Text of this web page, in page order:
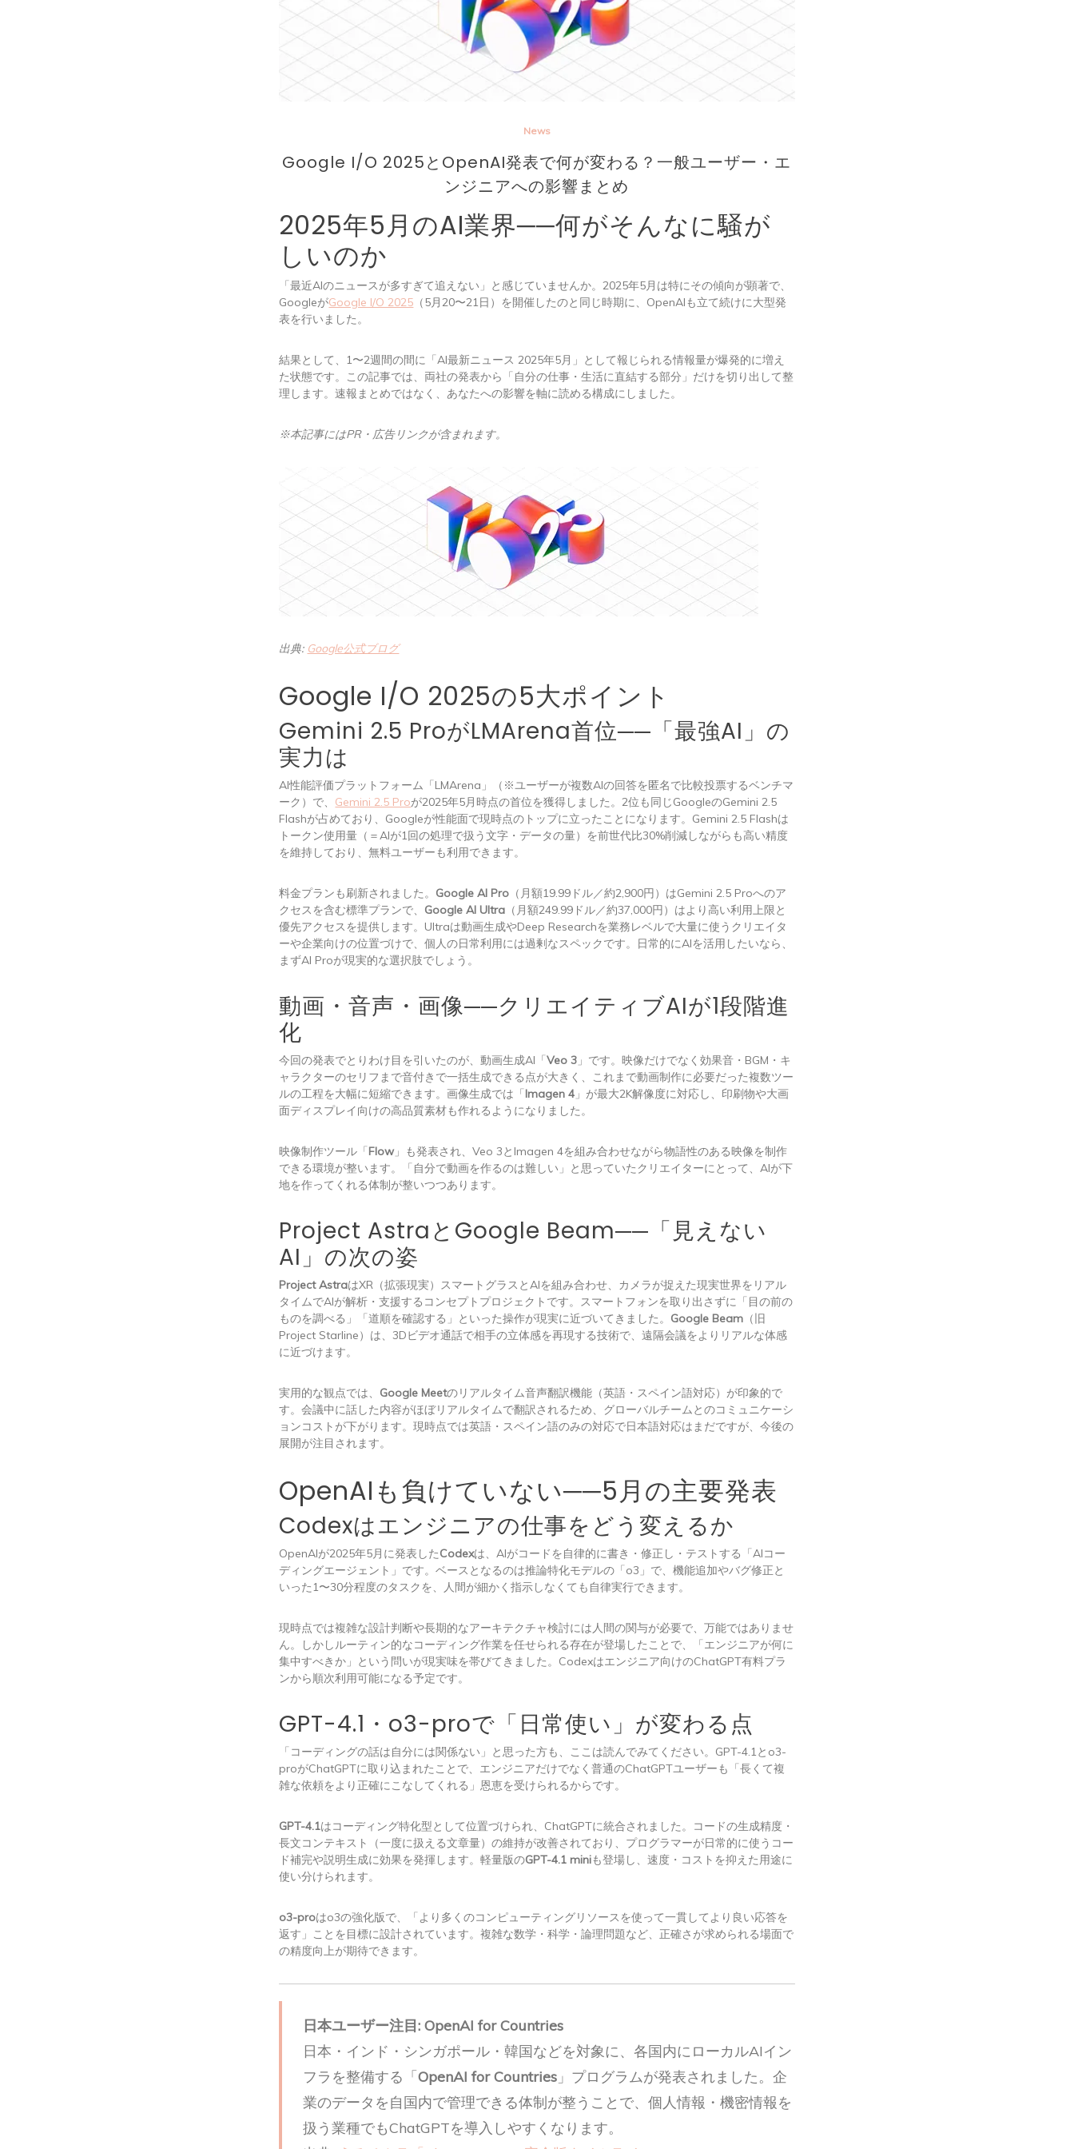
News
Google I/O 2025とOpenAI発表で何が変わる？一般ユーザー・エ
ンジニアへの影響まとめ
2025年5月のAI業界──何がそんなに騒が
しいのか
「最近AIのニュースが多すぎて追えない」と感じていませんか。2025年5月は特にその傾向が顕著で、
GoogleがGoogle I/O 2025 （5月20〜21日）を開催したのと同じ時期に、OpenAIも立て続けに大型発
表を行いました。
結果として、1〜2週間の間に「AI最新ニュース 2025年5月」として報じられる情報量が爆発的に増え
た状態です。この記事では、両社の発表から「自分の仕事・生活に直結する部分」だけを切り出して整
理します。速報まとめではなく、あなたへの影響を軸に読める構成にしました。
※本記事にはPR・広告リンクが含まれます。
出典: Google公式ブログ
Google I/O 2025の5大ポイント
Gemini 2.5 ProがLMArena首位──「最強AI」の
実力は
AI性能評価プラットフォーム「LMArena」（※ユーザーが複数AIの回答を匿名で比較投票するベンチマ
ーク）で、 Gemini 2.5 Proが2025年5月時点の首位を獲得しました。2位も同じGoogleのGemini 2.5
Flashが占めており、Googleが性能面で現時点のトップに立ったことになります。Gemini 2.5 Flashは
トークン使用量（＝AIが1回の処理で扱う文字・データの量）を前世代比30%削減しながらも高い精度
を維持しており、無料ユーザーも利用できます。
料金プランも刷新されました。 Google AI Pro （月額19.99ドル／約2,900円）はGemini 2.5 Proへのア
クセスを含む標準プランで、 Google AI Ultra （月額249.99ドル／約37,000円）はより高い利用上限と
優先アクセスを提供します。Ultraは動画生成やDeep Researchを業務レベルで大量に使うクリエイタ
ーや企業向けの位置づけで、個人の日常利用には過剰なスペックです。日常的にAIを活用したいなら、
まずAI Proが現実的な選択肢でしょう。
動画・音声・画像──クリエイティブAIが1段階進
化
今回の発表でとりわけ目を引いたのが、動画生成AI「Veo 3 」です。映像だけでなく効果音・BGM・キ
ャラクターのセリフまで音付きで一括生成できる点が大きく、これまで動画制作に必要だった複数ツー
ルの工程を大幅に短縮できます。画像生成では「Imagen 4 」が最大2K解像度に対応し、印刷物や大画
面ディスプレイ向けの高品質素材も作れるようになりました。
映像制作ツール「Flow」も発表され、Veo 3とImagen 4を組み合わせながら物語性のある映像を制作
できる環境が整います。「自分で動画を作るのは難しい」と思っていたクリエイターにとって、AIが下
地を作ってくれる体制が整いつつあります。
Project AstraとGoogle Beam──「見えない
AI」の次の姿
Project AstraはXR（拡張現実）スマートグラスとAIを組み合わせ、カメラが捉えた現実世界をリアル
タイムでAIが解析・支援するコンセプトプロジェクトです。スマートフォンを取り出さずに「目の前の
ものを調べる」「道順を確認する」といった操作が現実に近づいてきました。 Google Beam （旧
Project Starline）は、3Dビデオ通話で相手の立体感を再現する技術で、遠隔会議をよりリアルな体感
に近づけます。
実用的な観点では、 Google Meetのリアルタイム音声翻訳機能（英語・スペイン語対応）が印象的で
す。会議中に話した内容がほぼリアルタイムで翻訳されるため、グローバルチームとのコミュニケーシ
ョンコストが下がります。現時点では英語・スペイン語のみの対応で日本語対応はまだですが、今後の
展開が注目されます。
OpenAIも負けていない──5月の主要発表
Codexはエンジニアの仕事をどう変えるか
OpenAIが2025年5月に発表したCodexは、AIがコードを自律的に書き・修正し・テストする「AIコー
ディングエージェント」です。ベースとなるのは推論特化モデルの「o3」で、機能追加やバグ修正と
いった1〜30分程度のタスクを、人間が細かく指示しなくても自律実行できます。
現時点では複雑な設計判断や長期的なアーキテクチャ検討には人間の関与が必要で、万能ではありませ
ん。しかしルーティン的なコーディング作業を任せられる存在が登場したことで、「エンジニアが何に
集中すべきか」という問いが現実味を帯びてきました。Codexはエンジニア向けのChatGPT有料プラ
ンから順次利用可能になる予定です。
GPT-4.1・o3-proで「日常使い」が変わる点
「コーディングの話は自分には関係ない」と思った方も、ここは読んでみてください。GPT-4.1とo3-
proがChatGPTに取り込まれたことで、エンジニアだけでなく普通のChatGPTユーザーも「長くて複
雑な依頼をより正確にこなしてくれる」恩恵を受けられるからです。
GPT-4.1はコーディング特化型として位置づけられ、ChatGPTに統合されました。コードの生成精度・
長文コンテキスト（一度に扱える文章量）の維持が改善されており、プログラマーが日常的に使うコー
ド補完や説明生成に効果を発揮します。軽量版のGPT-4.1 miniも登場し、速度・コストを抑えた用途に
使い分けられます。
o3-proはo3の強化版で、「より多くのコンピューティングリソースを使って一貫してより良い応答を
返す」ことを目標に設計されています。複雑な数学・科学・論理問題など、正確さが求められる場面で
の精度向上が期待できます。
日本ユーザー注目: OpenAI for Countries
日本・インド・シンガポール・韓国などを対象に、各国内にローカルAIイン
フラを整備する「OpenAI for Countries 」プログラムが発表されました。企
業のデータを自国内で管理できる体制が整うことで、個人情報・機密情報を
扱う業種でもChatGPTを導入しやすくなります。